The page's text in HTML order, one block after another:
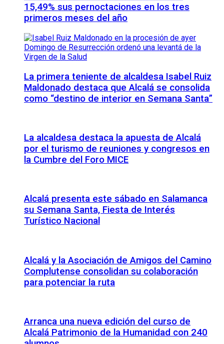
15,49% sus pernoctaciones en los tres
primeros meses del año
La primera teniente de alcaldesa Isabel Ruiz
Maldonado destaca que Alcalá se consolida
como “destino de interior en Semana Santa”
La alcaldesa destaca la apuesta de Alcalá
por el turismo de reuniones y congresos en
la Cumbre del Foro MICE
Alcalá presenta este sábado en Salamanca
su Semana Santa, Fiesta de Interés
Turístico Nacional
Alcalá y la Asociación de Amigos del Camino
Complutense consolidan su colaboración
para potenciar la ruta
Arranca una nueva edición del curso de
Alcalá Patrimonio de la Humanidad con 240